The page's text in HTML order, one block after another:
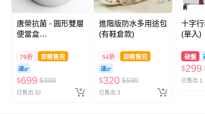
唐榮抗菌 - 圓形雙層
便當盒
79折 即將售完
$699 $880
已售出 32
進階版防水多用途包
(有鞋倉款)
54折 即將售完
$320 $590
已售出 3
十字
(單入)
破盤
$299
已售出 1